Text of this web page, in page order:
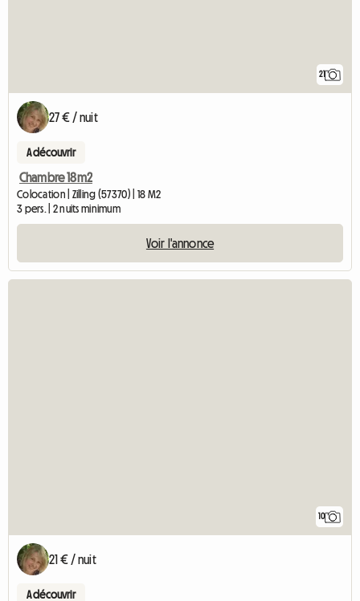
21
27 € / nuit
A découvrir
Chambre 18m2
Colocation | Zilling (57370) | 18 M2
3 pers. | 2 nuits minimum
Voir l'annonce
10
21 € / nuit
A découvrir